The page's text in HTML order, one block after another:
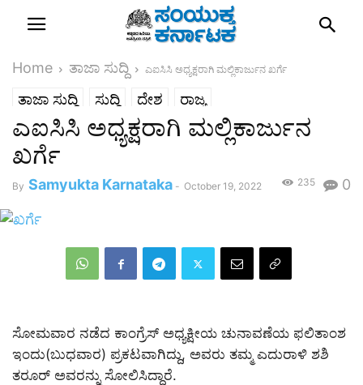
Home ತಾಜಾ ಸುದ್ದಿ ಎಐಸಿಸಿ ಅಧ್ಯಕ್ಷರಾಗಿ ಮಲ್ಲಿಕಾರ್ಜುನ ಖರ್ಗೆ
ತಾಜಾ ಸುದ್ದಿ ಸುದ್ದಿ ದೇಶ ರಾಜ್ಯ
ಎಐಸಿಸಿ ಅಧ್ಯಕ್ಷರಾಗಿ ಮಲ್ಲಿಕಾರ್ಜುನ
ಖರ್ಗೆ
By Samyukta Karnataka - October 19, 2022 0
235
ಸೋಮವಾರ ನಡೆದ ಕಾಂಗ್ರೆಸ್ ಅಧ್ಯಕ್ಷೀಯ ಚುನಾವಣೆಯ ಫಲಿತಾಂಶ
ಇಂದು(ಬುಧವಾರ) ಪ್ರಕಟವಾಗಿದ್ದು, ಅವರು ತಮ್ಮ ಎದುರಾಳಿ ಶಶಿ
ತರೂರ್ ಅವರನ್ನು ಸೋಲಿಸಿದ್ದಾರೆ.